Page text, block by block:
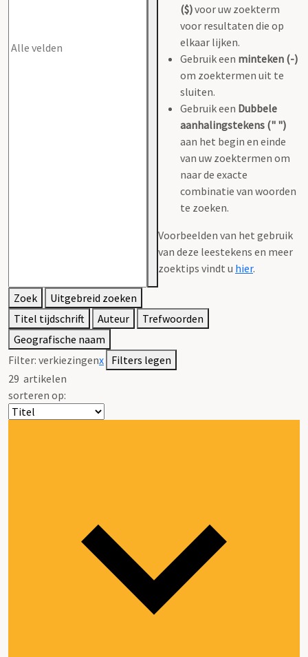
($)voor uw zoekterm
voor resultaten die op
elkaar lijken.
Gebruik een minteken (-)
om zoektermen uit te
sluiten.
Gebruik een Dubbele
aanhalingstekens (" ")
aan het begin en einde
van uw zoektermen om
naar de exacte
combinatie van woorden
te zoeken.
Voorbeelden van het gebruik
van deze leestekens en meer
zoektips vindt u hier.
Zoek
Uitgebreid zoeken
Titel tijdschrift
Auteur
Trefwoorden
Geografische naam
Filter: verkiezingenx Filters legen
29 artikelen
sorteren op: